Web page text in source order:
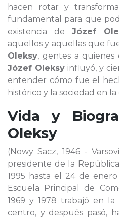
hacen rotar y
fundamental para que
existencia de Józef
aquellos y aquellas que
Oleksy, gentes a
Józef Oleksy influyó, y
entender cómo fue el
histórico y la sociedad en
Vida y
Oleksy
(Nowy Sacz, 1946 -
presidente de la
1995 hasta el 24 de
Escuela Principal de
1969 y 1978 trabajó en
centro, y después pasó,